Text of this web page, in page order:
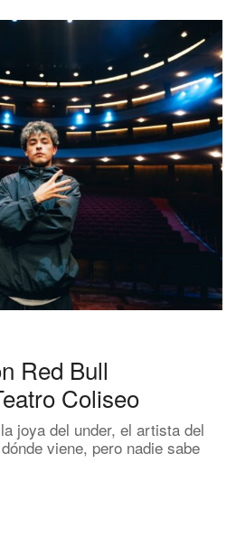
Red Bull
Coliseo
joya del under, el artista del
viene, pero nadie sabe